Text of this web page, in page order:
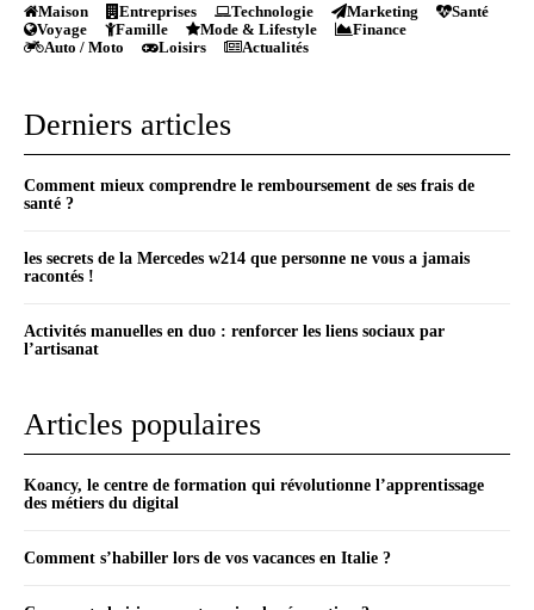
Maison Entreprises Technologie Marketing
Santé
Voyage
Famille Mode & Lifestyle
Finance
Auto / Moto
Loisirs Actualités
Derniers articles
Comment mieux comprendre le remboursement de ses frais de
santé ?
les secrets de la Mercedes w214 que personne ne vous a jamais
racontés !
Activités manuelles en duo : renforcer les liens sociaux par
l’artisanat
Articles populaires
Koancy, le centre de formation qui révolutionne l’apprentissage
des métiers du digital
Comment s’habiller lors de vos vacances en Italie ?